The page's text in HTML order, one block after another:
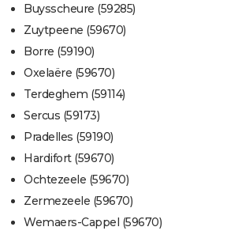
Buysscheure (59285)
Zuytpeene (59670)
Borre (59190)
Oxelaëre (59670)
Terdeghem (59114)
Sercus (59173)
Pradelles (59190)
Hardifort (59670)
Ochtezeele (59670)
Zermezeele (59670)
Wemaers-Cappel (59670)